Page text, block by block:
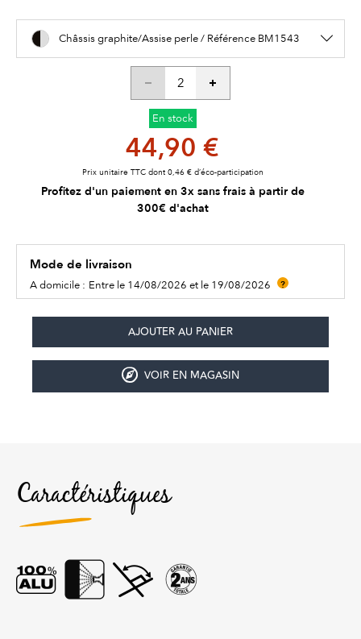
Châssis graphite/Assise perle / Référence BM1543
En stock
44,90 €
Prix unitaire TTC dont 0,46 € d’éco-participation
Profitez d'un paiement en 3x sans frais à partir de
300€ d'achat
Mode de livraison
A domicile : Entre le 14/08/2026 et le 19/08/2026 ?
VOIR EN MAGASIN
Caractéristiques